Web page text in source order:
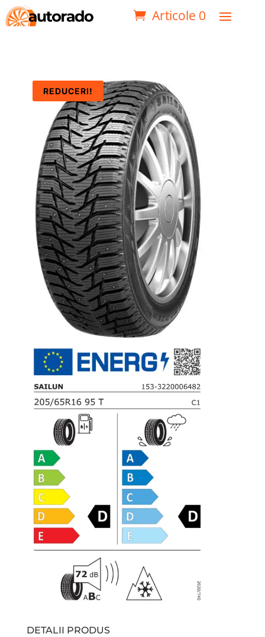
Articole 0
REDUCERI!
DETALII PRODUS